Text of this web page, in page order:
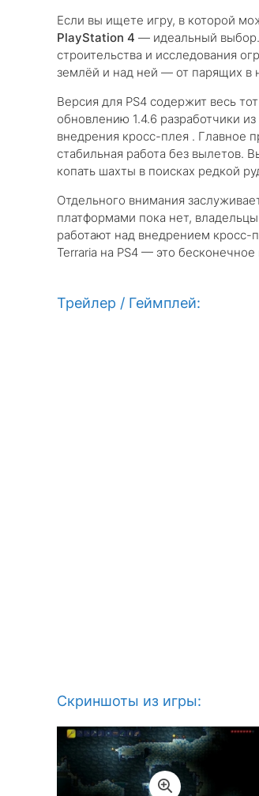
Если вы ищете игру, в которой
PlayStation 4 — идеальный
строительства и исследования
землёй и над ней — от парящих в
Версия для PS4 содержит весь
обновлению 1.4.6 разработчики
внедрения кросс-плея . Главное
стабильная работа без вылетов.
копать шахты в поисках редкой
Отдельного внимания
платформами пока нет,
работают над внедрением кросс-
Terraria на PS4 — это
Трейлер / Геймплей:
Скриншоты из игры: